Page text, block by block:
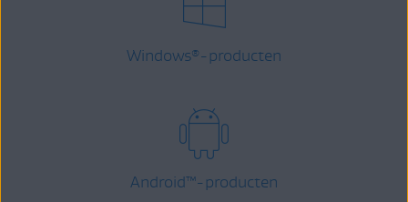
Windows® -producten
Android™-producten